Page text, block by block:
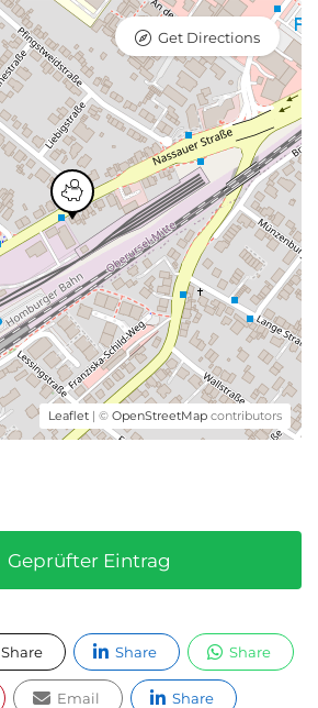
Leaflet | © OpenStreetMap contributors
Get Directions
Geprüfter Eintrag
Share Share Share
Email Share